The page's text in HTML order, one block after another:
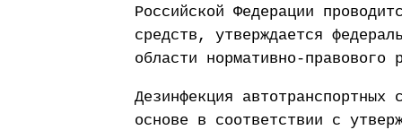
Российской Федерации
средств, утверждается
области нормативно-правового
Дезинфекция автотранспортных
основе в соответствии с